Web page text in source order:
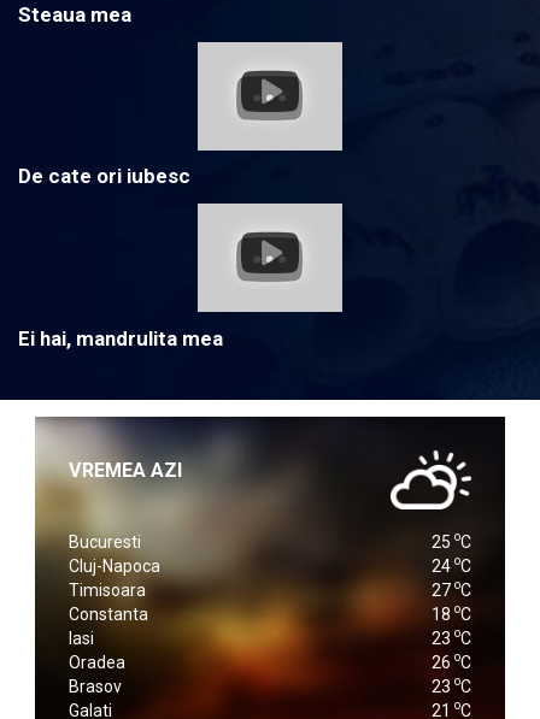
Steaua mea
De cate ori iubesc
Ei hai, mandrulita mea
VREMEA AZI
Bucuresti 25 oC
Cluj-Napoca
24 oC
Timisoara
27 oC
Constanta
18 oC
Iasi
23 oC
Oradea
26 oC
Brasov
23 oC
Galati
21 oC